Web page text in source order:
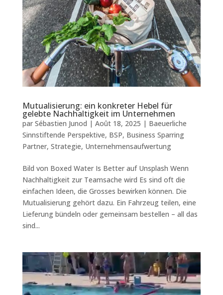
Mutualisierung: ein konkreter Hebel für
gelebte Nachhaltigkeit im Unternehmen
par Sébastien Junod | Août 18, 2025 | Baeuerliche
Sinnstiftende Perspektive, BSP, Business Sparring
Partner, Strategie, Unternehmensaufwertung
Bild von Boxed Water Is Better auf Unsplash Wenn
Nachhaltigkeit zur Teamsache wird Es sind oft die
einfachen Ideen, die Grosses bewirken können. Die
Mutualisierung gehört dazu. Ein Fahrzeug teilen, eine
Lieferung bündeln oder gemeinsam bestellen – all das
sind...